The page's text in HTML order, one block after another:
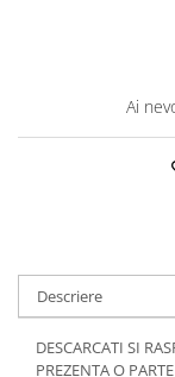
Managementul
Negociere
Cooperare /
OPERATIUNI
OPERATIUNI
CIVILE
OPERATIUNI
Ai
Descriere
DESCARCATI SI
PREZENTA O